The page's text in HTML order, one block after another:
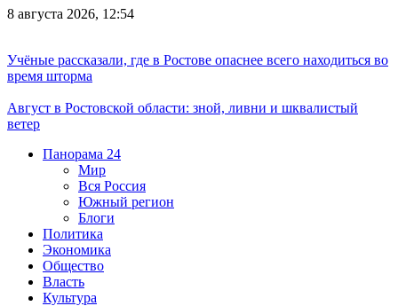
8 августа 2026, 12:54
Учёные рассказали, где в Ростове опаснее всего находиться во
время шторма
Август в Ростовской области: зной, ливни и шквалистый
ветер
Панорама 24
Мир
Вся Россия
Южный регион
Блоги
Политика
Экономика
Общество
Власть
Культура